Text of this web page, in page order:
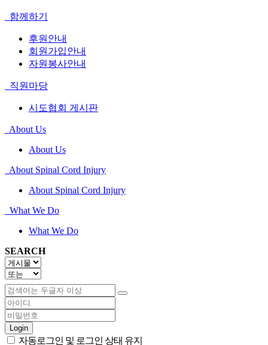
함께하기
후원안내
회원가입안내
자원봉사안내
직원마당
시도협회 게시판
About Us
About Us
About Spinal Cord Injury
About Spinal Cord Injury
What We Do
What We Do
SEARCH
Login
자동로그인 및 로그인 상태 유지